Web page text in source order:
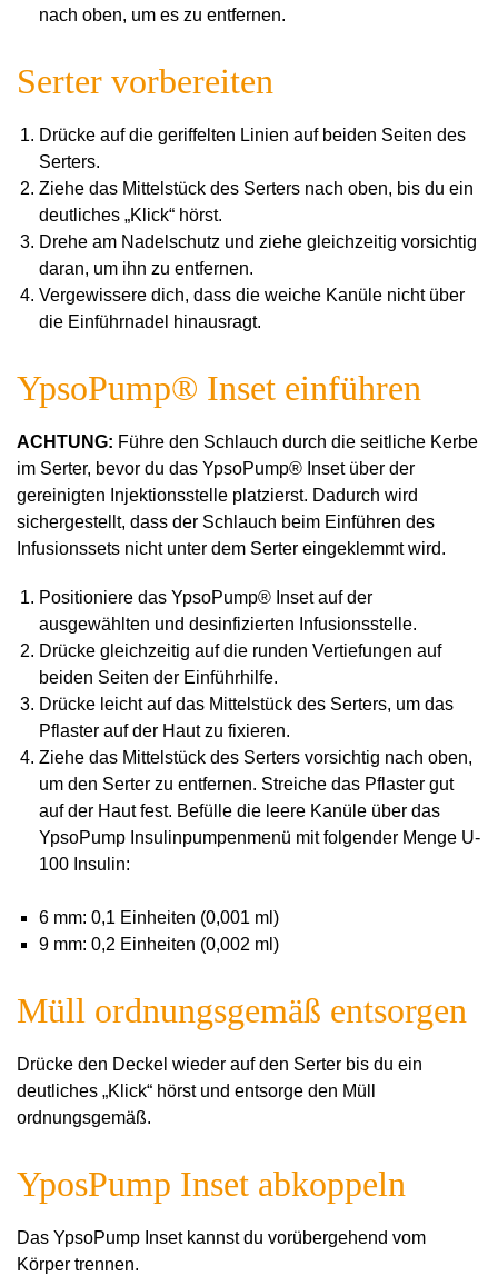
nach oben, um es zu entfernen.
Serter vorbereiten
Drücke auf die geriffelten Linien auf beiden Seiten des
Serters.
Ziehe das Mittelstück des Serters nach oben, bis du ein
deutliches „Klick“ hörst.
Drehe am Nadelschutz und ziehe gleichzeitig vorsichtig
daran, um ihn zu entfernen.
Vergewissere dich, dass die weiche Kanüle nicht über
die Einführnadel hinausragt.
YpsoPump® Inset einführen
ACHTUNG: Führe den Schlauch durch die seitliche Kerbe
im Serter, bevor du das YpsoPump® Inset über der
gereinigten Injektionsstelle platzierst. Dadurch wird
sichergestellt, dass der Schlauch beim Einführen des
Infusionssets nicht unter dem Serter eingeklemmt wird.
Positioniere das YpsoPump® Inset auf der
ausgewählten und desinfizierten Infusionsstelle.
Drücke gleichzeitig auf die runden Vertiefungen auf
beiden Seiten der Einführhilfe.
Drücke leicht auf das Mittelstück des Serters, um das
Pflaster auf der Haut zu fixieren.
Ziehe das Mittelstück des Serters vorsichtig nach oben,
um den Serter zu entfernen. Streiche das Pflaster gut
auf der Haut fest. Befülle die leere Kanüle über das
YpsoPump Insulinpumpenmenü mit folgender Menge U-
100 Insulin:
6 mm: 0,1 Einheiten (0,001 ml)
9 mm: 0,2 Einheiten (0,002 ml)
Müll ordnungsgemäß entsorgen
Drücke den Deckel wieder auf den Serter bis du ein
deutliches „Klick“ hörst und entsorge den Müll
ordnungsgemäß.
YposPump Inset abkoppeln
Das YpsoPump Inset kannst du vorübergehend vom
Körper trennen.